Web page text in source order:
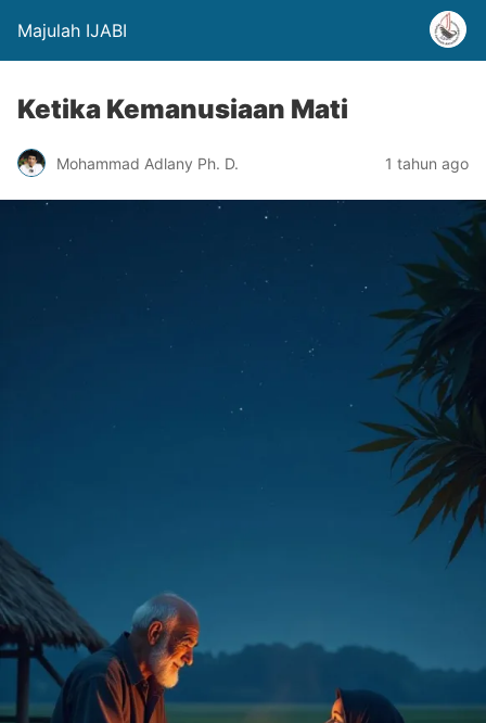
Majulah IJABI
Ketika Kemanusiaan Mati
Mohammad Adlany Ph. D. 1 tahun ago